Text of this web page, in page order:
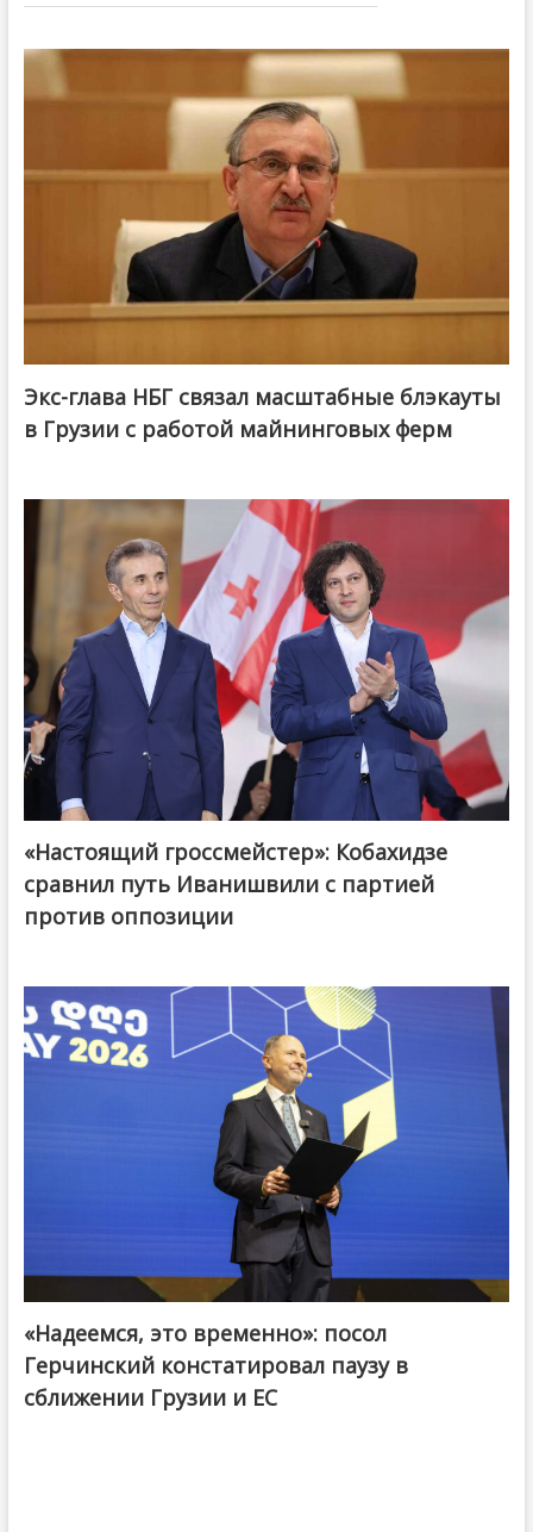
Экс-глава НБГ связал масштабные блэкауты
в Грузии с работой майнинговых ферм
@ქართული ოცნება / Georgian Dream
«Настоящий гроссмейстер»: Кобахидзе
сравнил путь Иванишвили с партией
против оппозиции
«Надеемся, это временно»: посол
Герчинский констатировал паузу в
сближении Грузии и ЕС